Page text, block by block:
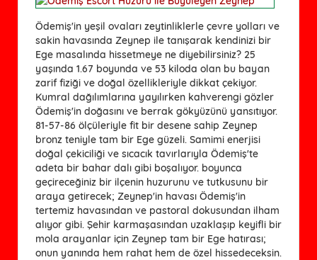
Ödemiş'in yeşil ovaları zeytinliklerle çevre yolları ve
sakin havasında Zeynep ile tanışarak kendinizi bir
Ege masalında hissetmeye ne diyebilirsiniz? 25
yaşında 1.67 boyunda ve 53 kiloda olan bu bayan
zarif fiziği ve doğal özellikleriyle dikkat çekiyor.
Kumral dağılımlarına yayılırken kahverengi gözler
Ödemiş'in doğasını ve berrak gökyüzünü yansıtıyor.
81-57-86 ölçüleriyle fit bir desene sahip Zeynep
bronz teniyle tam bir Ege güzeli. Samimi enerjisi
doğal çekiciliği ve sıcacık tavırlarıyla Ödemiş'te
adeta bir bahar dalı gibi boşalıyor. boyunca
geçireceğiniz bir ilçenin huzurunu ve tutkusunu bir
araya getirecek; Zeynep'in havası Ödemiş'in
tertemiz havasından ve pastoral dokusundan ilham
alıyor gibi. Şehir karmaşasından uzaklaşıp keyifli bir
mola arayanlar için Zeynep tam bir Ege hatırası;
onun yanında hem rahat hem de özel hissedeceksin.